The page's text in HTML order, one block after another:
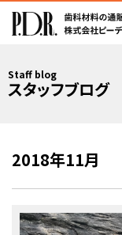
Staff blog
スタッフブログ
2018年11月